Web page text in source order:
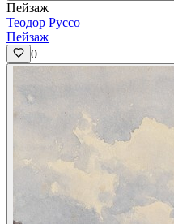
Пейзаж
Теодор Руссо
Пейзаж
0